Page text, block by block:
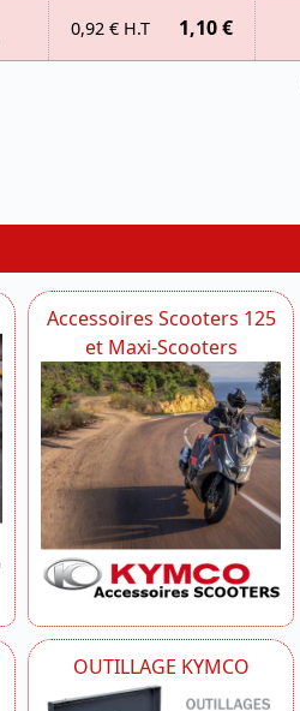
0,92 € H.T 1,10 €
Accessoires Scooters 125
et Maxi-Scooters
OUTILLAGE KYMCO